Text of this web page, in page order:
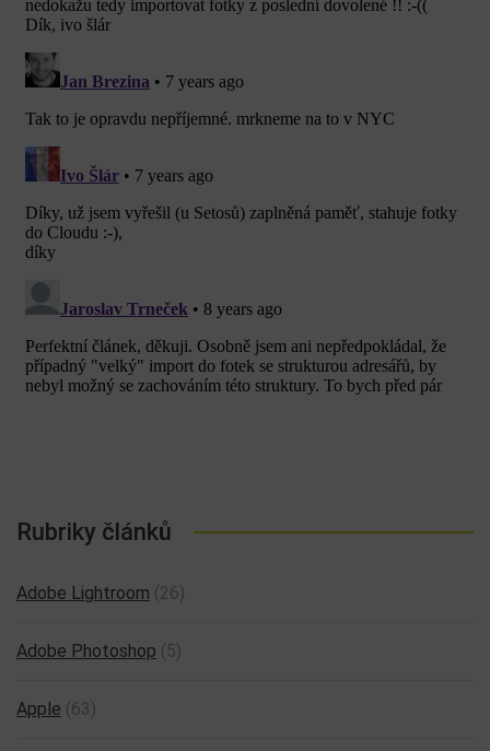
Rubriky článků
Adobe Lightroom (26)
Adobe Photoshop (5)
Apple (63)